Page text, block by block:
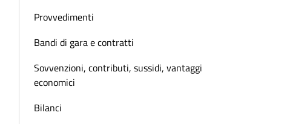
Provvedimenti
Bandi di gara e contratti
Sovvenzioni, contributi, sussidi, vantaggi
economici
Bilanci